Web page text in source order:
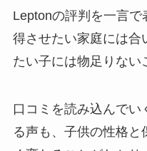
Leptonの評判を一言
得させたい家庭には合
たい子には物足りない
口コミを読み込んで
る声も、子供の性格と